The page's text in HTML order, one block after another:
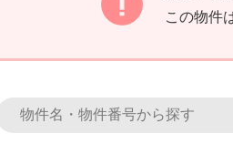
この物件